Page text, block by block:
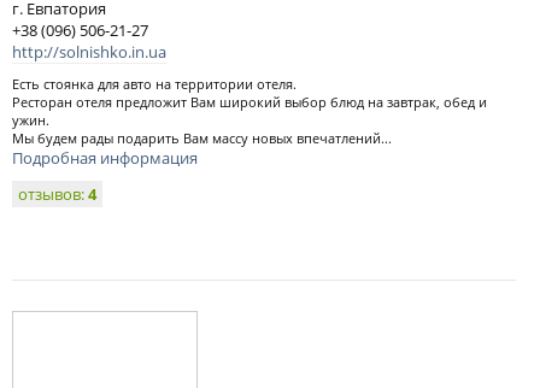
г. Евпатория
+38 (096) 506-21-27
http://solnishko.in.ua
Есть стоянка для авто на территории отеля.
Ресторан отеля предложит Вам широкий выбор блюд на завтрак, обед и
ужин.
Мы будем рады подарить Вам массу новых впечатлений...
Подробная информация
отзывов:4